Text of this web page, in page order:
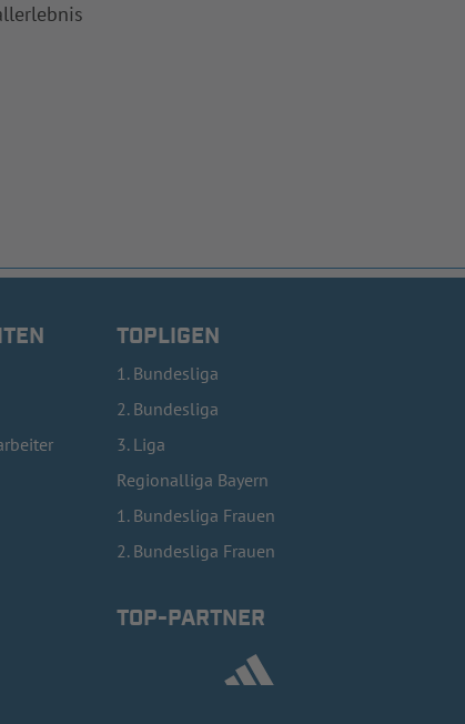
TOPLIGEN
1. Bundesliga
2. Bundesliga
3. Liga
Regionalliga Bayern
1. Bundesliga Frauen
2. Bundesliga Frauen
TOP-PARTNER